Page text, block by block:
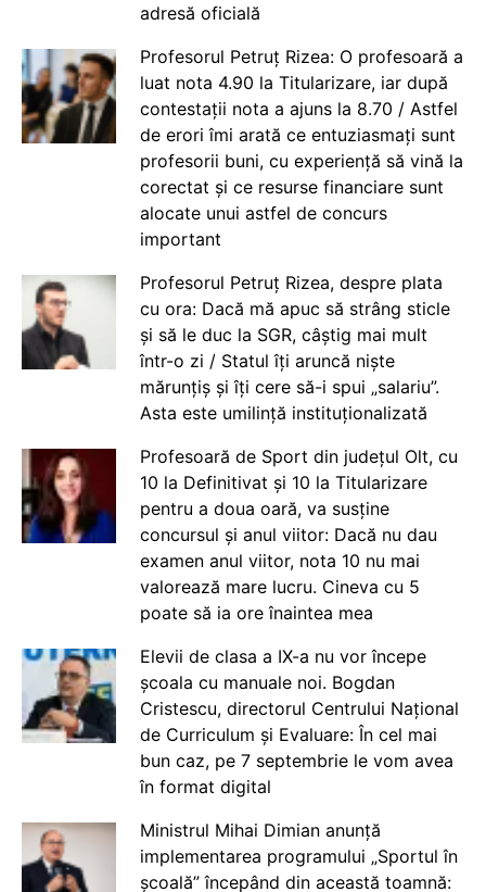
adresă oficială
Profesorul Petruț Rizea: O profesoară a
luat nota 4.90 la Titularizare, iar după
contestații nota a ajuns la 8.70 / Astfel
de erori îmi arată ce entuziasmați sunt
profesorii buni, cu experiență să vină la
corectat și ce resurse financiare sunt
alocate unui astfel de concurs
important
Profesorul Petruț Rizea, despre plata
cu ora: Dacă mă apuc să strâng sticle
și să le duc la SGR, câștig mai mult
într-o zi / Statul îți aruncă niște
mărunțiș și îți cere să-i spui „salariu”.
Asta este umilință instituționalizată
Profesoară de Sport din județul Olt, cu
10 la Definitivat și 10 la Titularizare
pentru a doua oară, va susține
concursul și anul viitor: Dacă nu dau
examen anul viitor, nota 10 nu mai
valorează mare lucru. Cineva cu 5
poate să ia ore înaintea mea
Elevii de clasa a IX-a nu vor începe
școala cu manuale noi. Bogdan
Cristescu, directorul Centrului Național
de Curriculum și Evaluare: În cel mai
bun caz, pe 7 septembrie le vom avea
în format digital
Ministrul Mihai Dimian anunță
implementarea programului „Sportul în
școală” începând din această toamnă: